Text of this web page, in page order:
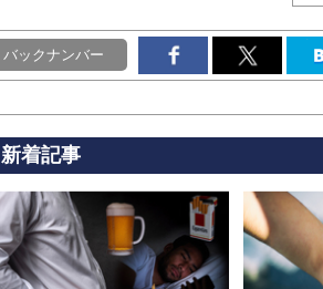
バックナンバー
新着記事